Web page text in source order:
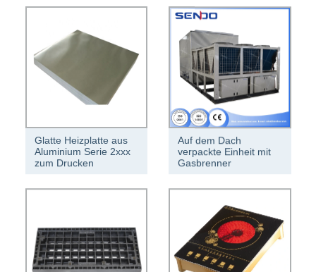
Glatte Heizplatte aus
Aluminium Serie 2xxx
zum Drucken
Auf dem Dach
verpackte Einheit mit
Gasbrenner